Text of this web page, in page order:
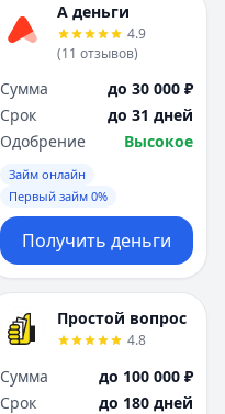
А деньги
4.9
(11 отзывов)
Сумма
до 30 000 ₽
Срок
до 31 дней
Одобрение
Высокое
Займ онлайн
Первый займ 0%
Получить деньги
Простой вопрос
4.8
Сумма
до 100 000 ₽
Срок
до 180 дней